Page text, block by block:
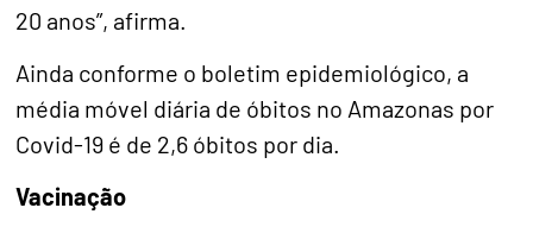
20 anos”, afirma.
Ainda conforme o boletim epidemiológico, a
média móvel diária de óbitos no Amazonas por
Covid-19 é de 2,6 óbitos por dia.
Vacinação